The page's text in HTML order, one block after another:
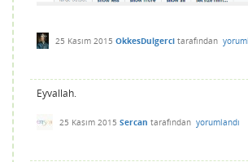
25 Kasım 2015 OkkesDulgerci tarafından
Eyvallah.
25 Kasım 2015 Sercan tarafından yorumlandı